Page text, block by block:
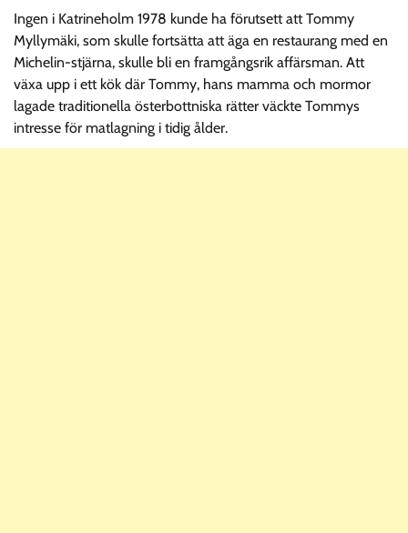
Ingen i Katrineholm 1978 kunde ha förutsett att Tommy
Myllymäki, som skulle fortsätta att äga en restaurang med en
Michelin-stjärna, skulle bli en framgångsrik affärsman. Att
växa upp i ett kök där Tommy, hans mamma och mormor
lagade traditionella österbottniska rätter väckte Tommys
intresse för matlagning i tidig ålder.